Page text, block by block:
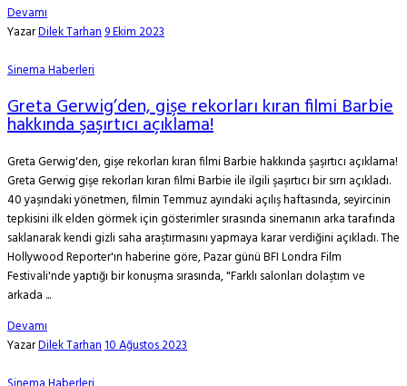
Devamı
YazarDilek Tarhan9 Ekim 2023
Sinema Haberleri
Greta Gerwig’den, gişe rekorları kıran filmi Barbie
hakkında şaşırtıcı açıklama!
Greta Gerwig'den, gişe rekorları kıran filmi Barbie hakkında şaşırtıcı açıklama!
Greta Gerwig gişe rekorları kıran filmi Barbie ile ilgili şaşırtıcı bir sırrı açıkladı.
40 yaşındaki yönetmen, filmin Temmuz ayındaki açılış haftasında, seyircinin
tepkisini ilk elden görmek için gösterimler sırasında sinemanın arka tarafında
saklanarak kendi gizli saha araştırmasını yapmaya karar verdiğini açıkladı. The
Hollywood Reporter'ın haberine göre, Pazar günü BFI Londra Film
Festivali'nde yaptığı bir konuşma sırasında, "Farklı salonları dolaştım ve
arkada ...
Devamı
YazarDilek Tarhan10 Ağustos 2023